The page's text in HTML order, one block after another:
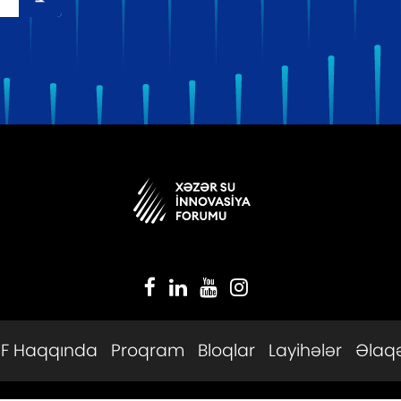
Haqqında Proqram Bloqlar Layihələr